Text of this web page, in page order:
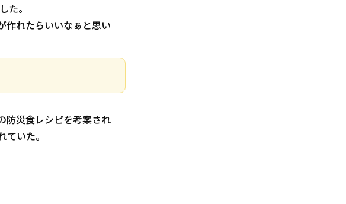
た。
作れたらいいなぁと思い
防災食レシピを考案され
いた。